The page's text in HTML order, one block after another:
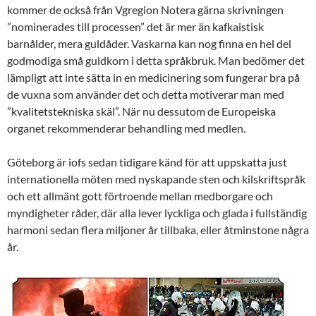
kommer de också från Vgregion Notera gärna skrivningen
”nominerades till processen” det är mer än kafkaistisk
barnålder, mera guldåder. Vaskarna kan nog finna en hel del
godmodiga små guldkorn i detta språkbruk. Man bedömer det
lämpligt att inte sätta in en medicinering som fungerar bra på
de vuxna som använder det och detta motiverar man med
”kvalitetstekniska skäl”. När nu dessutom de Europeiska
organet rekommenderar behandling med medlen.
Göteborg är iofs sedan tidigare känd för att uppskatta just
internationella möten med nyskapande sten och kilskriftspråk
och ett allmänt gott förtroende mellan medborgare och
myndigheter råder, där alla lever lyckliga och glada i fullständig
harmoni sedan flera miljoner år tillbaka, eller åtminstone några
år.